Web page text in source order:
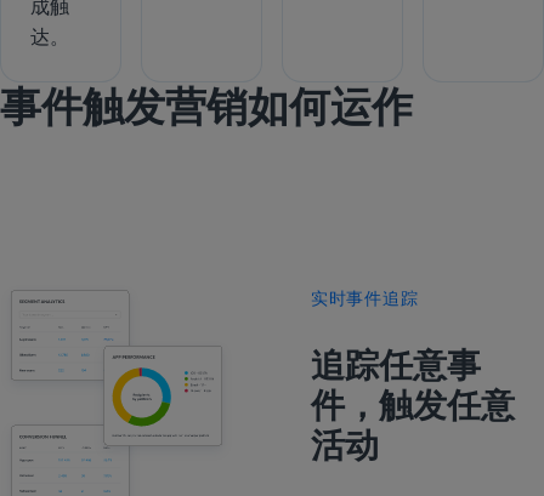
成触
达。
事件触发营销如何运作
实时事件追踪
追踪任意事
件，触发任意
活动